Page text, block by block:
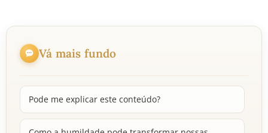
Vá mais fundo
Pode me explicar este conteúdo?